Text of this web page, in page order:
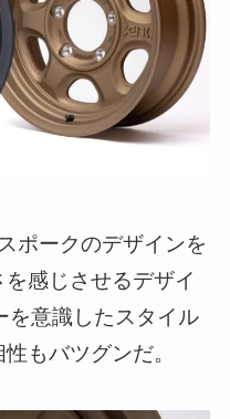
ポークのデザインを
感じさせるデザイ
を意識したスタイル
もバツグンだ。